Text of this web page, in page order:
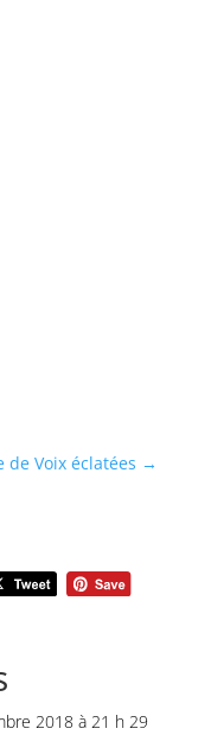
de Voix éclatées →
2018 à 21 h 29